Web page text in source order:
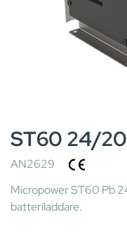
ST60 24/
AN2629
Micropower ST60 Pb
batteriladdare.